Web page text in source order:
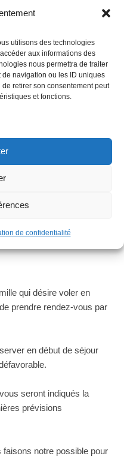
utilisons des technologies
aux informations des
nous permettra de traiter
navigation ou les ID uniques
retirer son consentement peut
et fonctions.
de confidentialité
rendez-vous fixé
point de décollage.
de saison, chaussé
Les lunettes de
qui vous équipera.
qui désire voler en
prendre rendez-vous par
en début de séjour
seront indiqués la
prévisions
notre possible pour